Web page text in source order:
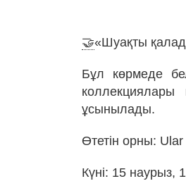
🤝«Шуақты
Бұл көрмеде
ұсынылады.
Өтетін орны:
Күні: 15 наурыз,